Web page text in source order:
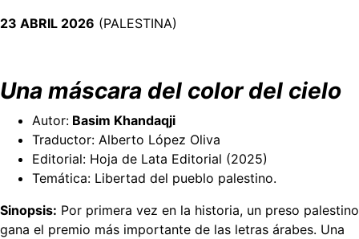
23 ABRIL 2026 (PALESTINA)
Una máscara del color del cielo
Autor: Basim Khandaqji
Traductor: Alberto López Oliva
Editorial: Hoja de Lata Editorial (2025)
Temática: Libertad del pueblo palestino.
Sinopsis: Por primera vez en la historia, un preso palestino
gana el premio más importante de las letras árabes. Una